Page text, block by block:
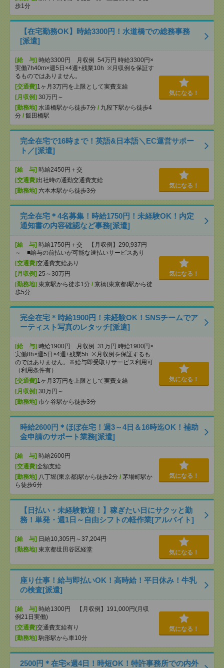
歩1分
【在宅勤務OK】時給3300円！水道橋での総務事務
[派遣]
[給 与] 時給3300円 月収例 54万円 時給3300円×
実働7h40m×週5日×4週+残業10h ※月収例を保証す
るものではありません。
[交通費] 1ヶ月3万円を上限として実費支給
[月収例] 30万円～
[勤務地] 水道橋駅から徒歩7分 / 九段下駅から徒歩4
分 / 飯田橋駅
気になる！
完全在宅で16時まで！英語&日本語＼EC運営サポー
ト／[派遣]
[給 与] 時給2450円＋交
[交通費]出社時の通勤交通費支給
[勤務地] 六本木駅から徒歩3分
気になる！
完全在宅＊4名募集！時給1750円！未経験OK！内定
通知書の内容確認など事務[派遣]
[給 与] 時給1750円＋交 【月収例】290,937円
～ ■給与の前払いが可能な速払いサービスあり
[交通費]交通費支給あり
[月収例] 25～30万円
[勤務地] 東京駅から徒歩1分 / 京橋(東京都)駅から徒
歩5分
気になる！
完全在宅＊時給1900円！未経験OK！SNSチームでア
ーティスト写真のレタッチ[派遣]
[給 与] 時給1900円 月収例 31万円 時給1900円×
実働8h×週5日×4週+残業5h ※月収例を保証するも
のではありません。※給与即受取りサービス利用可
（利用条件有）
[交通費] 1ヶ月3万円を上限として実費支給
[月収例] 30万円～
[勤務地] 市ケ谷駅から徒歩3分
気になる！
時給2600円＊ほぼ在宅！週3～4日＆16時迄OK！補助
金申請のサポート業務[派遣]
[給 与] 時給2600円
[交通費]全額支給
[勤務地] 八丁堀(東京都)駅から徒歩2分 / 茅場町駅か
ら徒歩6分
気になる！
【日払い・未経験歓迎！】稼ぎたい日にサクッと勤
務！単発・週1日～自由シフトの軽作業[アルバイト]
[給 与] 日給10,305円～37,204円
[勤務地] 東京都世田谷区経堂 気になる！
座り仕事！給与即払いOK！高時給！平日休み！牛乳
の検査[派遣]
[給 与] 時給1300円 【月収例】191,000円(月収
例21日実働)
[交通費]交通費支給有り
[勤務地] 駒形駅から車10分
気になる！
2500円＊在宅×週4日！時短OK！特許事務所での内外